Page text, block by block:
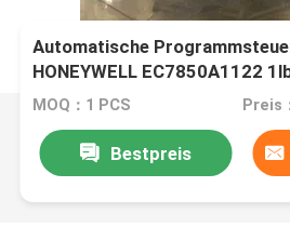
Automatische
HONEYWELL EC7850A1122
MOQ：1 PCS Preis
Bestpreis